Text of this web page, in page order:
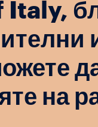
Italy,
на